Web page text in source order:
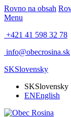
Rovno na obsah
Menu
+421 41 598 32 78
info@obecrosina.sk
SKSlovensky
SKSlovensky
ENEnglish